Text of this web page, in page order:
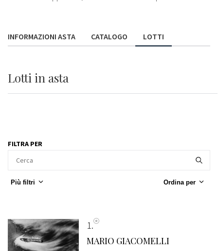
INFORMAZIONI ASTA CATALOGO LOTTI
Lotti in asta
FILTRA PER
Più filtri Ordina per
1
MARIO GIACOMELLI